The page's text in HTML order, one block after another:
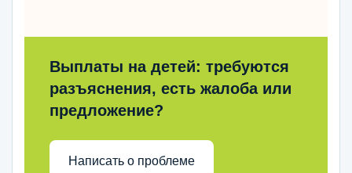
Выплаты на детей: требуются
разъяснения, есть жалоба или
предложение?
Написать о проблеме